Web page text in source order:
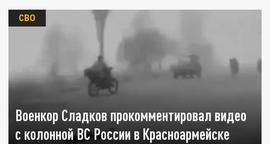
Военкор Сладков прокомментировал видео
с колонной ВС России в Красноармейске
СВО